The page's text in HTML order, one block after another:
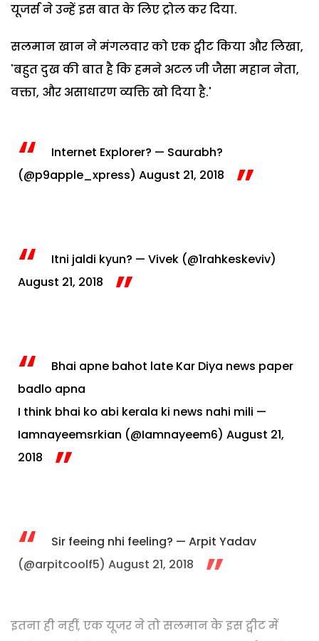
यूजर्स ने उन्हें इस बात के लिए ट्रोल कर दिया.
सलमान खान ने मंगलवार को एक ट्वीट किया और लिखा,
'बहुत दुख की बात है कि हमने अटल जी जैसा महान नेता,
वक्ता, और असाधारण व्यक्ति खो दिया है.'
Internet Explorer? — Saurabh?
(@p9apple_xpress) August 21, 2018
Itni jaldi kyun? — Vivek (@1rahkeskeviv)
August 21, 2018
Bhai apne bahot late Kar Diya news paper
badlo apna
I think bhai ko abi kerala ki news nahi mili —
Iamnayeemsrkian (@Iamnayeem6) August 21,
2018
Sir feeing nhi feeling? — Arpit Yadav
(@arpitcoolf5) August 21, 2018
इतना ही नहीं, एक यूजर ने तो सलमान के इस ट्वीट में